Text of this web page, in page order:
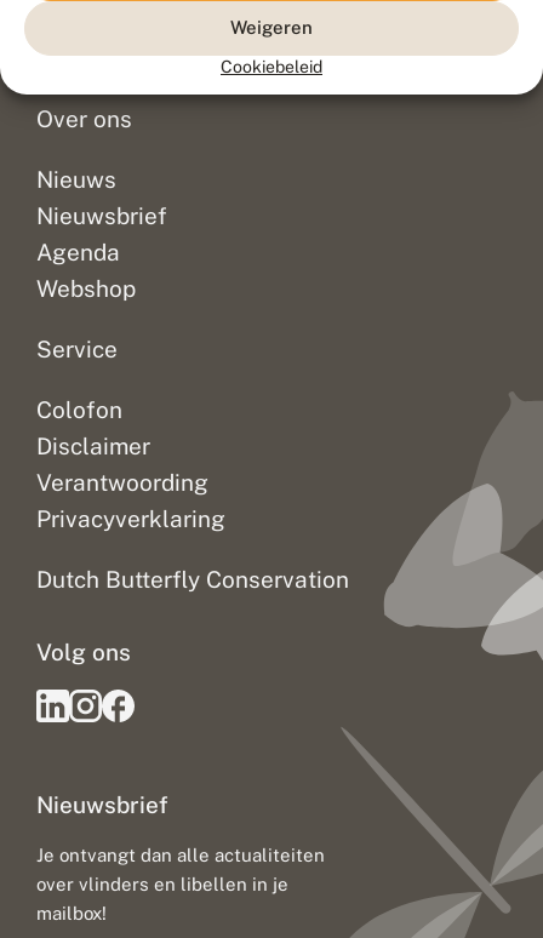
Weigeren
Cookiebeleid
Doneer
Over ons
Nieuws
Nieuwsbrief
Agenda
Webshop
Service
Colofon
Disclaimer
Verantwoording
Privacyverklaring
Dutch Butterfly Conservation
Nieuwsbrief
Je ontvangt dan alle actualiteiten
over vlinders en libellen in je
mailbox!
Volg ons